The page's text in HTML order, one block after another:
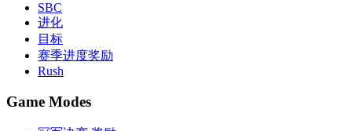
SBC
进化
目标
赛季进度奖励
Rush
Game Modes